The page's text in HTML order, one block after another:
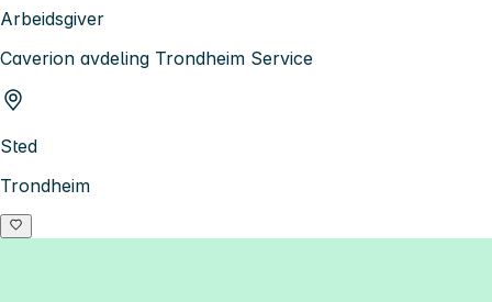
Arbeidsgiver
Caverion avdeling Trondheim Service
Sted
Trondheim